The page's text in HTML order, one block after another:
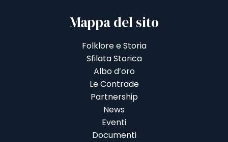
Mappa del sito
Folklore e Storia
Sfilata Storica
Albo d’oro
Le Contrade
Partnership
News
Eventi
Documenti